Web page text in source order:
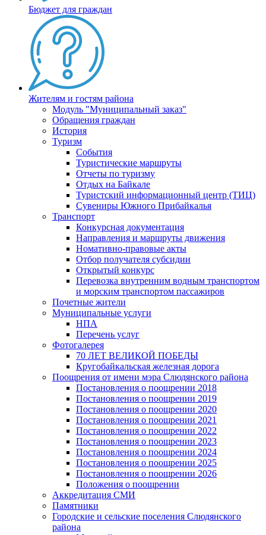
Бюджет для граждан
Жителям и гостям района
Модуль "Муниципальный заказ"
Обращения граждан
История
Туризм
События
Туристические маршруты
Отчеты по туризму
Отдых на Байкале
Туристский информационный центр (ТИЦ)
Сувениры Южного Прибайкалья
Транспорт
Конкурсная документация
Направления и маршруты движения
Номативно-правовые акты
Отбор получателя субсидии
Открытый конкурс
Перевозка внутренним водным транспортом
и морским транспортом пассажиров
Почетные жители
Муниципальные услуги
НПА
Перечень услуг
Фотогалерея
70 ЛЕТ ВЕЛИКОЙ ПОБЕДЫ
Кругобайкальская железная дорога
Поощрения от имени мэра Слюдянского района
Постановления о поощрении 2018
Постановления о поощрении 2019
Постановления о поощрении 2020
Постановления о поощрении 2021
Постановления о поощрении 2022
Постановления о поощрении 2023
Постановления о поощрении 2024
Постановления о поощрении 2025
Постановления о поощрении 2026
Положения о поощрении
Аккредитация СМИ
Памятники
Городские и сельские поселения Слюдянского
района